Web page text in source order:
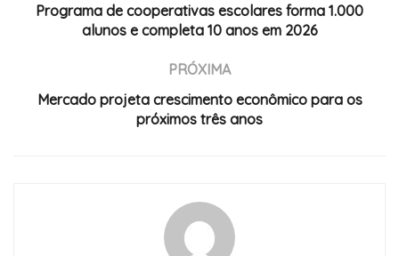
Programa de cooperativas escolares forma 1.000
alunos e completa 10 anos em 2026
PRÓXIMA
Mercado projeta crescimento econômico para os
próximos três anos